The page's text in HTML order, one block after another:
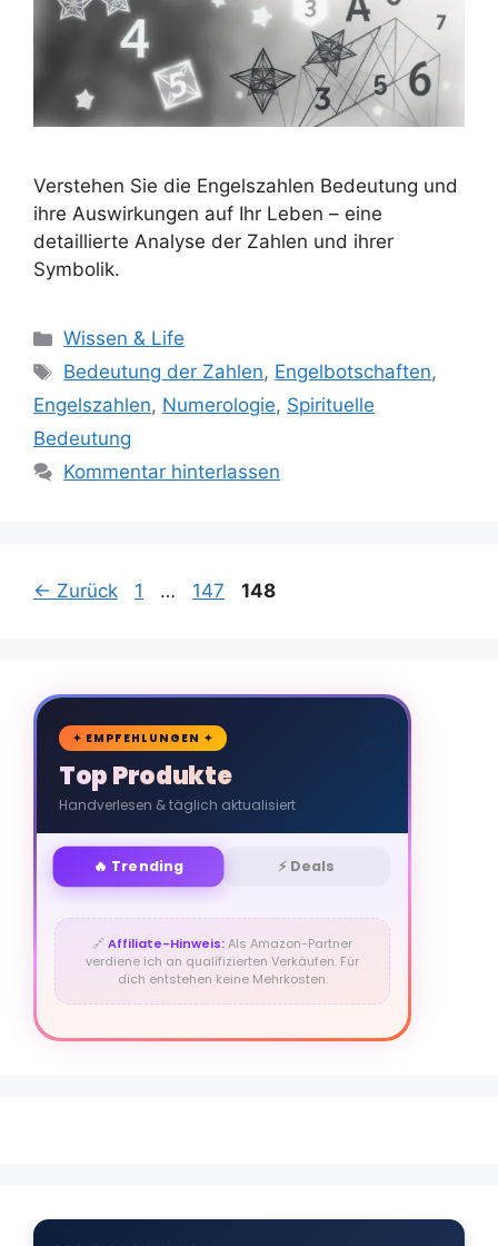
Verstehen Sie die Engelszahlen Bedeutung und
ihre Auswirkungen auf Ihr Leben – eine
detaillierte Analyse der Zahlen und ihrer
Symbolik.
Kategorien
Wissen & Life
Schlagwörter
Bedeutung der Zahlen, Engelbotschaften,
Engelszahlen, Numerologie, Spirituelle
Bedeutung
Kommentar hinterlassen
← Zurück Seite
1 … Seite
147 Seite
148
🛒
✦ EMPFEHLUNGEN ✦
Top Produkte
Handverlesen & täglich aktualisiert
🔥 Trending ⚡ Deals
🔗Affiliate-Hinweis:Als Amazon-Partner
verdiene ich an qualifizierten Verkäufen. Für
dich entstehen keine Mehrkosten.